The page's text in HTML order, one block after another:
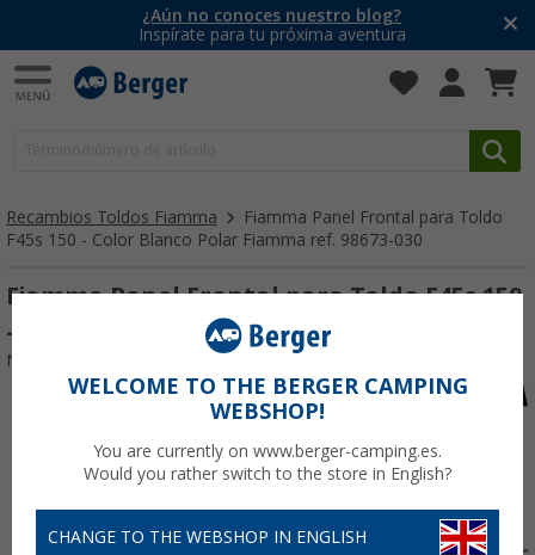
¿Aún no conoces nuestro blog?
Inspírate para tu próxima aventura
Recambios Toldos Fiamma
Fiamma Panel Frontal para Toldo
F45s 150 - Color Blanco Polar Fiamma ref. 98673-030
Fiamma Panel Frontal para Toldo F45s 150
- Color Blanco Polar Fiamma ref. 98673-030
Nº de artículo 198587
WELCOME TO THE BERGER CAMPING
WEBSHOP!
You are currently on www.berger-camping.es.
Would you rather switch to the store in English?
CHANGE TO THE WEBSHOP IN ENGLISH